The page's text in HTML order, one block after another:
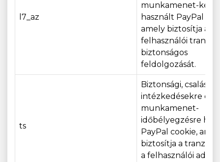
l7_az
munkamenet-
használt PayPal
amely biztosítja a
felhasználói
biztonságos
feldolgozását.
ts
Biztonsági,
intézkedésekre és
munkamenet-
időbélyegzésre
PayPal cookie,
biztosítja a
a felhasználói